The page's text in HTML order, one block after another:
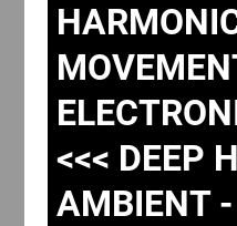
<<< DEEP
AMBIENT